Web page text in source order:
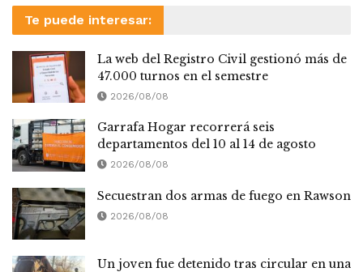
Te puede interesar:
La web del Registro Civil gestionó más de
47.000 turnos en el semestre
2026/08/08
Garrafa Hogar recorrerá seis
departamentos del 10 al 14 de agosto
2026/08/08
Secuestran dos armas de fuego en Rawson
2026/08/08
Un joven fue detenido tras circular en una